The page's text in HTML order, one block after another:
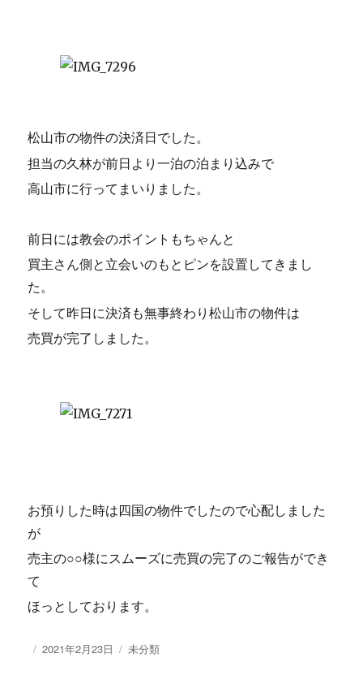
松山市の物件の決済日でした。
担当の久林が前日より一泊の泊まり込みで
高山市に行ってまいりました。
前日には教会のポイントもちゃんと
買主さん側と立会いのもとピンを設置してきまし
た。
そして昨日に決済も無事終わり松山市の物件は
売買が完了しました。
お預りした時は四国の物件でしたので心配しました
が
売主の○○様にスムーズに売買の完了のご報告ができ
て
ほっとしております。
投
2021年2月23日
カ
未分類